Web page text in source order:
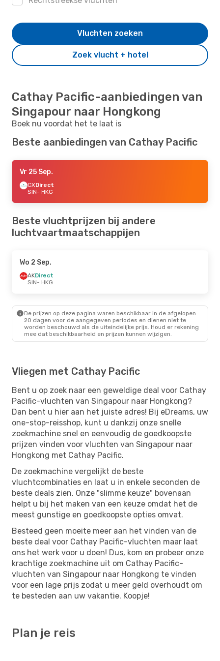
Zoek vlucht + hotel
Vluchten zoeken
Cathay Pacific-aanbiedingen van
Singapour naar Hongkong
Boek nu voordat het te laat is
Beste aanbiedingen van Cathay Pacific
Vr 25 Sep.
CXDirect
SIN- HKG
Beste vluchtprijzen bij andere
luchtvaartmaatschappijen
Wo 2 Sep.
AKDirect
SIN- HKG
De prijzen op deze pagina waren beschikbaar in de afgelopen
20 dagen voor de aangegeven periodes en dienen niet te
worden beschouwd als de uiteindelijke prijs. Houd er rekening
mee dat beschikbaarheid en prijzen kunnen wijzigen.
Vliegen met Cathay Pacific
Bent u op zoek naar een geweldige deal voor Cathay
Pacific-vluchten van Singapour naar Hongkong?
Dan bent u hier aan het juiste adres! Bij eDreams, uw
one-stop-reisshop, kunt u dankzij onze snelle
zoekmachine snel en eenvoudig de goedkoopste
prijzen vinden voor vluchten van Singapour naar
Hongkong met Cathay Pacific.
De zoekmachine vergelijkt de beste
vluchtcombinaties en laat u in enkele seconden de
beste deals zien. Onze "slimme keuze" bovenaan
helpt u bij het maken van een keuze omdat het de
meest gunstige en goedkoopste opties omvat.
Besteed geen moeite meer aan het vinden van de
beste deal voor Cathay Pacific-vluchten maar laat
ons het werk voor u doen! Dus, kom en probeer onze
krachtige zoekmachine uit om Cathay Pacific-
vluchten van Singapour naar Hongkong te vinden
voor een lage prijs zodat u meer geld overhoudt om
te besteden aan uw vakantie. Koopje!
Plan je reis